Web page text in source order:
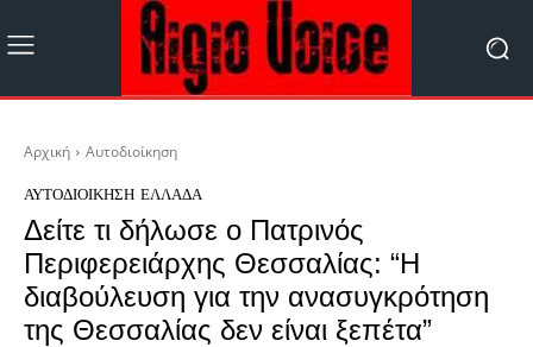
Αρχική Αυτοδιοίκηση
ΑΥΤΟΔΙΟΊΚΗΣΗ ΕΛΛΆΔΑ
Δείτε τι δήλωσε ο Πατρινός
Περιφερειάρχης Θεσσαλίας: “Η
διαβούλευση για την ανασυγκρότηση
της Θεσσαλίας δεν είναι ξεπέτα”